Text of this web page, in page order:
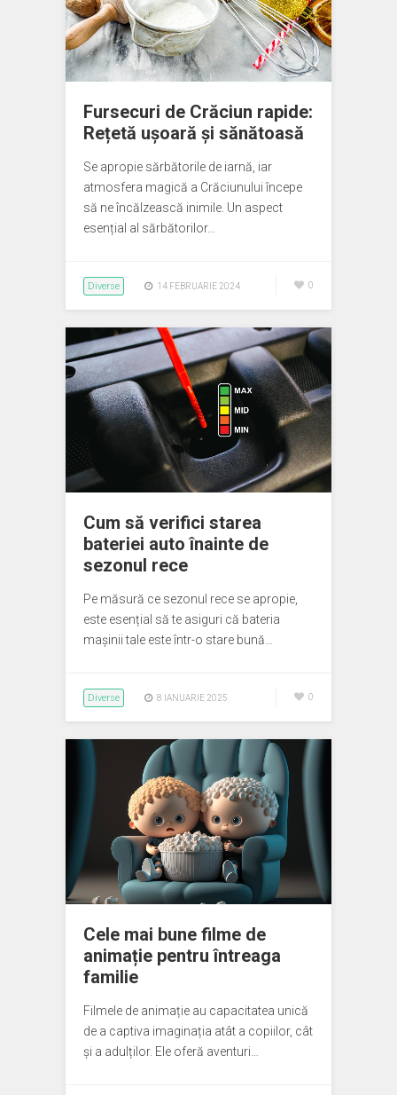
Fursecuri de Crăciun rapide:
Rețetă ușoară și sănătoasă
Se apropie sărbătorile de iarnă, iar
atmosfera magică a Crăciunului începe
să ne încălzească inimile. Un aspect
esențial al sărbătorilor…
Diverse 14 FEBRUARIE 2024 0
Cum să verifici starea
bateriei auto înainte de
sezonul rece
Pe măsură ce sezonul rece se apropie,
este esențial să te asiguri că bateria
mașinii tale este într-o stare bună…
Diverse 8 IANUARIE 2025 0
Cele mai bune filme de
animație pentru întreaga
familie
Filmele de animație au capacitatea unică
de a captiva imaginația atât a copiilor, cât
și a adulților. Ele oferă aventuri…